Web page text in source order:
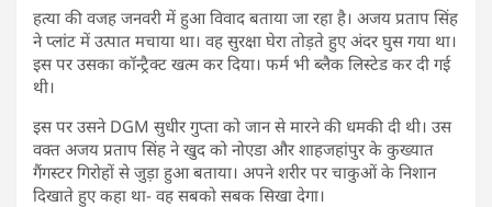
हत्या की वजह जनवरी में हुआ विवाद बताया जा रहा है। अजय प्रताप सिंह
ने प्लांट में उत्पात मचाया था। वह सुरक्षा घेरा तोड़ते हुए अंदर घुस गया था।
इस पर उसका कॉन्ट्रैक्ट खत्म कर दिया। फर्म भी ब्लैक लिस्टेड कर दी गई
थी।
इस पर उसने DGM सुधीर गुप्ता को जान से मारने की धमकी दी थी। उस
वक्त अजय प्रताप सिंह ने खुद को नोएडा और शाहजहांपुर के कुख्यात
गैंगस्टर गिरोहों से जुड़ा हुआ बताया। अपने शरीर पर चाकुओं के निशान
दिखाते हुए कहा था- वह सबको सबक सिखा देगा।